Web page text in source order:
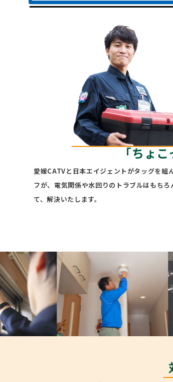
「ちょ
愛媛CATVと日本エイジェントがタッグを組
フが、電気関係や水回りのトラブルはもち
て、解決いたします。